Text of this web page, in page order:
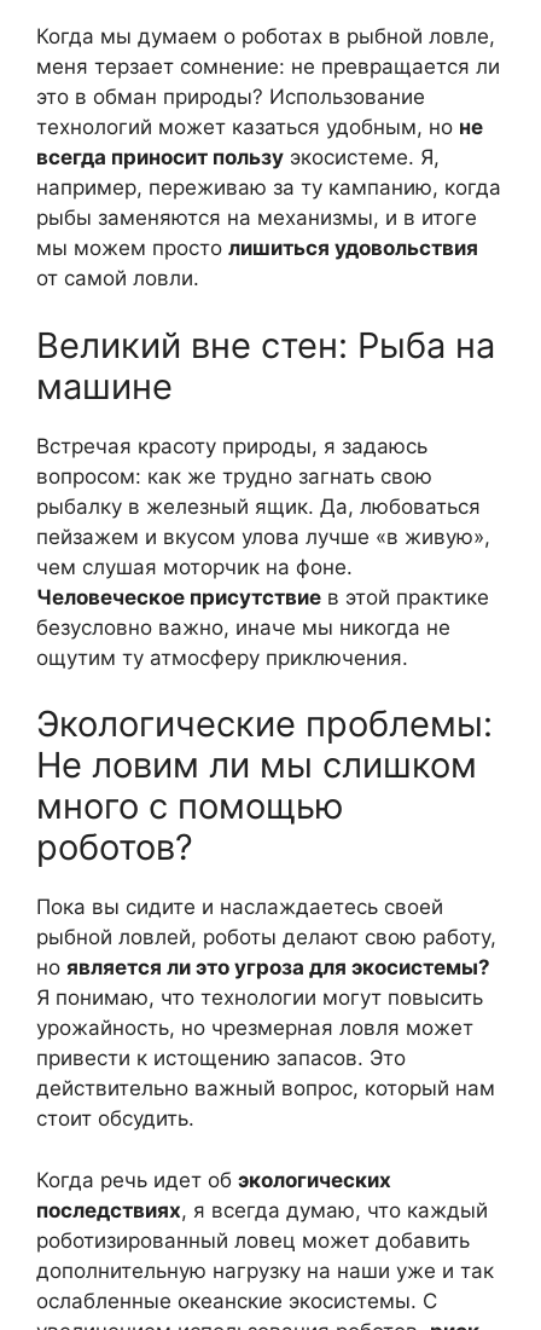
Когда мы думаем о роботах в рыбной ловле,
меня терзает сомнение: не превращается ли
это в обман природы? Использование
технологий может казаться удобным, но не
всегда приносит пользу экосистеме. Я,
например, переживаю за ту кампанию, когда
рыбы заменяются на механизмы, и в итоге
мы можем просто лишиться удовольствия
от самой ловли.
Великий вне стен: Рыба на
машине
Встречая красоту природы, я задаюсь
вопросом: как же трудно загнать свою
рыбалку в железный ящик. Да, любоваться
пейзажем и вкусом улова лучше «в живую»,
чем слушая моторчик на фоне.
Человеческое присутствие в этой практике
безусловно важно, иначе мы никогда не
ощутим ту атмосферу приключения.
Экологические проблемы:
Не ловим ли мы слишком
много с помощью
роботов?
Пока вы сидите и наслаждаетесь своей
рыбной ловлей, роботы делают свою работу,
но является ли это угроза для экосистемы?
Я понимаю, что технологии могут повысить
урожайность, но чрезмерная ловля может
привести к истощению запасов. Это
действительно важный вопрос, который нам
стоит обсудить.
Когда речь идет об экологических
последствиях, я всегда думаю, что каждый
роботизированный ловец может добавить
дополнительную нагрузку на наши уже и так
ослабленные океанские экосистемы. С